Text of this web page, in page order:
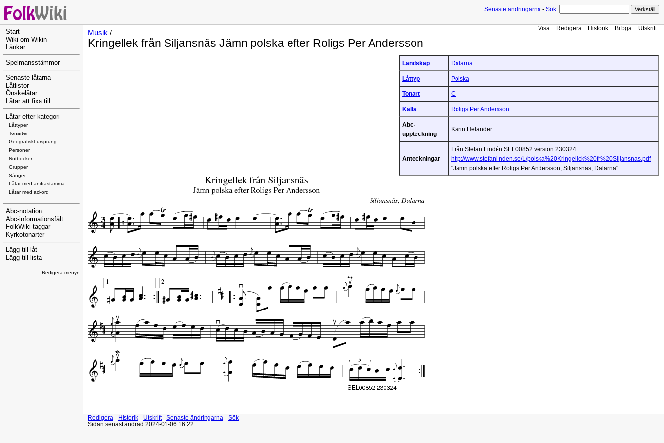
Senaste ändringarna - Sök:
Start
Wiki om Wikin
Länkar
Spelmansstämmor
Senaste låtarna
Låtlistor
Önskelåtar
Låtar att fixa till
Låtar efter kategori
Låttyper
Tonarter
Geografiskt ursprung
Personer
Notböcker
Grupper
Sånger
Låtar med andrastämma
Låtar med ackord
Abc-notation
Abc-informationsfält
FolkWiki-taggar
Kyrkotonarter
Lägg till låt
Lägg till lista
Redigera menyn
Visa Redigera Historik Bifoga Utskrift
Musik /
Kringellek från Siljansnäs Jämn polska efter Roligs Per Andersson
Landskap Dalarna
Låttyp Polska
Tonart C
Källa Roligs Per Andersson
Abc-
uppteckning
Karin Helander
Anteckningar
Från Stefan Lindén SEL00852 version 230324:
http://www.stefanlinden.se/L/polska%20Kringellek%20fr%20Siljansnas.pdf
"Jämn polska efter Roligs Per Andersson, Siljansnäs, Dalarna"
Redigera - Historik - Utskrift- Senaste ändringarna - Sök
Sidan senast ändrad 2024-01-06 16:22